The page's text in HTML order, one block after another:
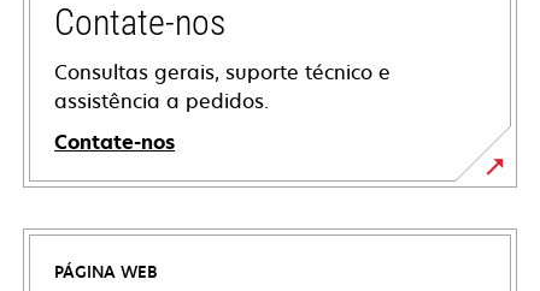
Contate-nos
Consultas gerais, suporte técnico e
assistência a pedidos.
Contate-nos
PÁGINA WEB